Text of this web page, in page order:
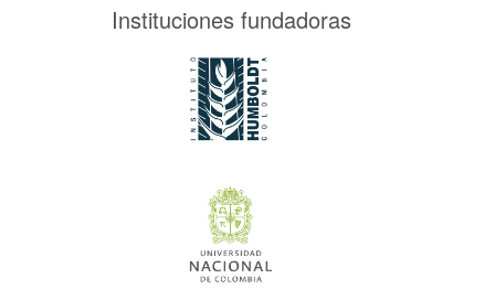
Instituciones fundadoras